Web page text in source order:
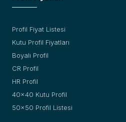
Profil Fiyat Listesi
Kutu Profil Fiyatları
Boyalı Profil
CR Profil
HR Profil
40x40 Kutu Profil
50x50 Profil Listesi